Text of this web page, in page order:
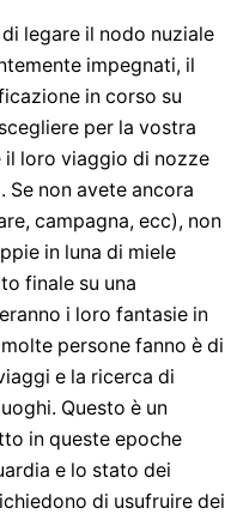
legare il nodo nuziale
impegnati, il
in corso su
per la vostra
il loro viaggio di nozze
Se non avete ancora
campagna, ecc), non
in luna di miele
finale su una
i loro fantasie in
persone fanno è di
e la ricerca di
Questo è un
in queste epoche
e lo stato dei
di usufruire dei